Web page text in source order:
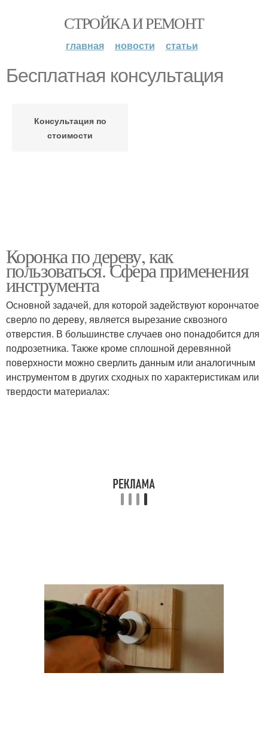
СТРОЙКА И РЕМОНТ
главная новости статьи
Бесплатная консультация
Консультация по
стоимости
Коронка по дереву, как
пользоваться. Сфера применения
инструмента
Основной задачей, для которой задействуют корончатое
сверло по дереву, является вырезание сквозного
отверстия. В большинстве случаев оно понадобится для
подрозетника. Также кроме сплошной деревянной
поверхности можно сверлить данным или аналогичным
инструментом в других сходных по характеристикам или
твердости материалах: